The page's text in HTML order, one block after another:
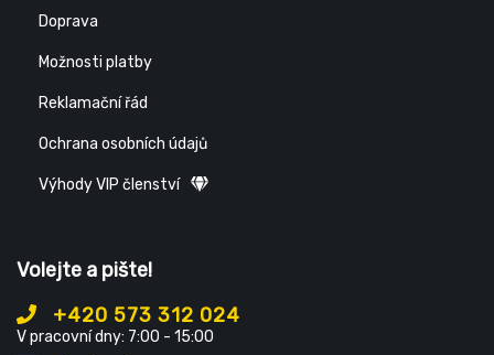
Doprava
Možnosti platby
Reklamační řád
Ochrana osobních údajů
Výhody VIP členství
Volejte a pište!
+420 573 312 024
V pracovní dny: 7:00 - 15:00